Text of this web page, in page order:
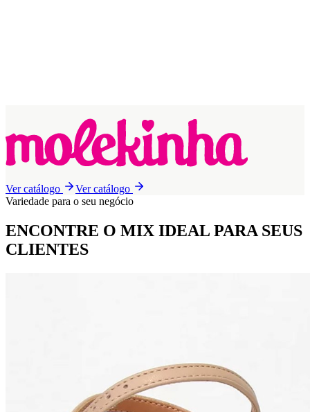
Ver catálogo
Ver catálogo
Variedade para o seu negócio
ENCONTRE O MIX IDEAL PARA SEUS
CLIENTES